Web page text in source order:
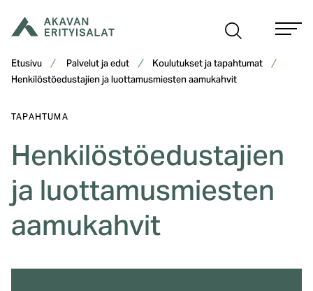
sisältöön
Etusivu Palvelut ja edut
Koulutukset ja tapahtumat
Henkilöstöedustajien ja luottamusmiesten aamukahvit
TAPAHTUMA
Henkilöstöedustajien
ja luottamusmiesten
aamukahvit